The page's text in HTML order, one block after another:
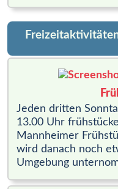
Jeden dritten
13.00 Uhr
Mannheimer
wird danach noch
Umgebung